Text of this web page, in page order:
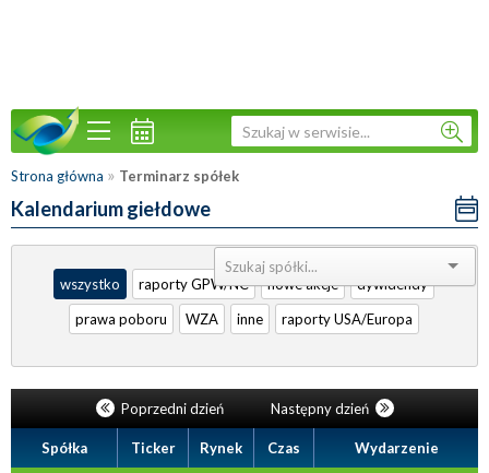
Strona główna » Terminarz spółek
Kalendarium giełdowe
Sortuj:
wszystko
raporty GPW/NC nowe akcje
dywidendy
prawa poboru
WZA inne raporty USA/Europa
Poprzedni dzień Następny dzień
Spółka Ticker Rynek Czas Wydarzenie